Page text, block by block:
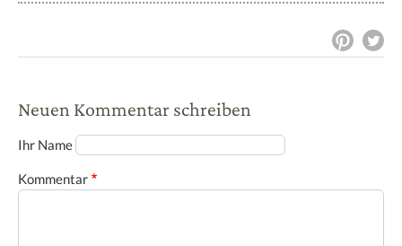
Neuen Kommentar schreiben
Ihr Name
Kommentar